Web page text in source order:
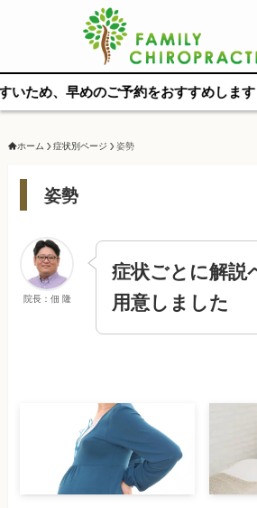
早めのご予約をおすすめします
ホーム 症状別ページ 姿勢
姿勢
院長：佃 隆
症状ごとに解説
用意しました